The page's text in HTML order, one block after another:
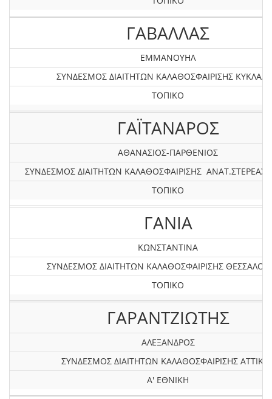
ΓΑΒΑΛΛΑΣ
ΕΜΜΑΝΟΥΗΛ
ΣΥΝΔΕΣΜΟΣ ΔΙΑΙΤΗΤΩΝ ΚΑΛΑΘΟΣΦΑΙΡΙΣΗΣ
ΤΟΠΙΚΟ
ΓΑΪΤΑΝΑΡΟΣ
ΑΘΑΝΑΣΙΟΣ-ΠΑΡΘΕΝΙΟΣ
ΣΥΝΔΕΣΜΟΣ ΔΙΑΙΤΗΤΩΝ ΚΑΛΑΘΟΣΦΑΙΡΙΣΗΣ ΑΝΑΤ.ΣΤΕΡΕΑΣ
ΤΟΠΙΚΟ
ΓΑΝΙΑ
ΚΩΝΣΤΑΝΤΙΝΑ
ΣΥΝΔΕΣΜΟΣ ΔΙΑΙΤΗΤΩΝ ΚΑΛΑΘΟΣΦΑΙΡΙΣΗΣ
ΤΟΠΙΚΟ
ΓΑΡΑΝΤZΙΩΤΗΣ
ΑΛΕΞΑΝΔΡΟΣ
ΣΥΝΔΕΣΜΟΣ ΔΙΑΙΤΗΤΩΝ ΚΑΛΑΘΟΣΦΑΙΡΙΣΗΣ
Α' ΕΘΝΙΚΗ